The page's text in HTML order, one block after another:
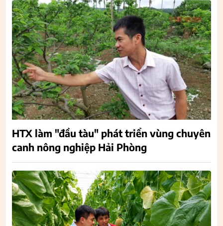
HTX làm "đầu tàu" phát triển vùng chuyên
canh nông nghiệp Hải Phòng